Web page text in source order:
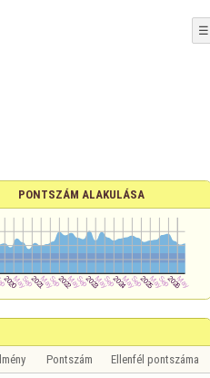
☰
PONTSZÁM ALAKULÁSA
Pontszám Ellenfél pontszáma